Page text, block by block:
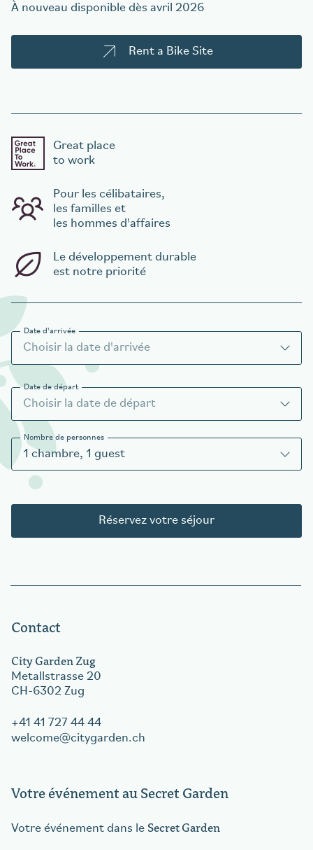
À nouveau disponible dès avril 2026
Rent a Bike Site
Great place
to work
Pour les célibataires,
les familles et
les hommes d'affaires
Le développement durable
est notre priorité
Contact
City Garden Zug
Metallstrasse 20
CH-6302 Zug
+41 41 727 44 44
welcome
citygarden.ch
Votre événement au Secret Garden
Votre événement dans le Secret Garden
Date d'arrivée
Date de départ
Nombre de personnes
1 chambre, 1 guest
Réservez votre séjour